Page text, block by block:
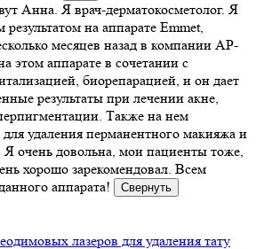
Анна. Я врач-дерматокосметолог. Я
на аппарате Emmet,
месяцев назад в компании AP-
этом аппарате в сочетании с
биорепарацией, и он дает
результаты при лечении акне,
Также на нем
удаления перманентного макияжа и
Я очень довольна, мои пациенты тоже,
хорошо зарекомендовал. Всем
аппарата!
Свернуть